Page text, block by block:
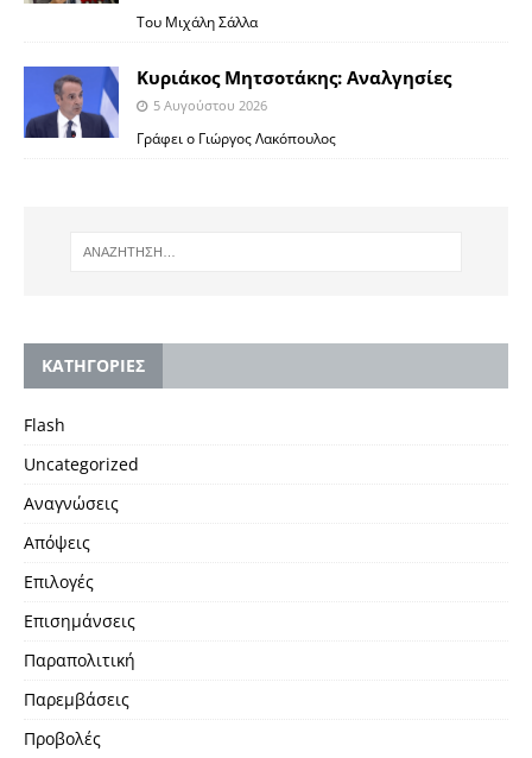
Του Μιχάλη Σάλλα
Κυριάκος Μητσοτάκης: Αναλγησίες
5 Αυγούστου 2026
Γράφει ο Γιώργος Λακόπουλος
KΑΤΗΓΟΡΙΕΣ
Flash
Uncategorized
Αναγνώσεις
Απόψεις
Επιλογές
Επισημάνσεις
Παραπολιτική
Παρεμβάσεις
Προβολές